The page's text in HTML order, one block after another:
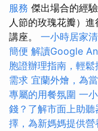
服務 傑出場合的經
人節的玫瑰花瓣）
講座。 一小時居家
簡便 解讀Google
胞證辦理指南，輕鬆
需求 宜蘭外燴，為
專屬的用餐氛圍 一
錢？了解市面上助聽
擇，為新媽媽提供